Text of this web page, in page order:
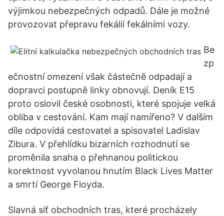
výjimkou nebezpečných odpadů. Dále je možné
provozovat přepravu fekálií fekálními vozy.
Be
zp
ečnostní omezení však částečně odpadají a
dopravci postupně linky obnovují. Deník E15
proto oslovil české osobnosti, které spojuje velká
obliba v cestování. Kam mají namířeno? V dalším
díle odpovídá cestovatel a spisovatel Ladislav
Zibura. V přehlídku bizarních rozhodnutí se
proměnila snaha o přehnanou politickou
korektnost vyvolanou hnutím Black Lives Matter
a smrtí George Floyda.
Slavná síť obchodních tras, které procházely